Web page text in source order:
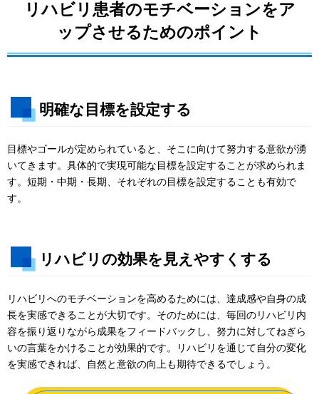
リハビリ患者のモチベーションをア
ップさせるためのポイント
明確な目標を設定する
目標やゴールが定められていると、そこに向けて努力する意欲が湧
いてきます。具体的で実現可能な目標を設定することが求められま
す。短期・中期・長期、それぞれの目標を設定することも有効で
す。
リハビリの効果を見えやすくする
リハビリへのモチベーションを高めるためには、達成感や自身の成
長を実感できることが大切です。そのためには、毎回のリハビリ内
容を振り返りながら成果をフィードバックし、努力に対してねぎら
いの言葉をかけることが効果的です。リハビリを通じて自分の変化
を実感できれば、自然と意欲の向上も期待できるでしょう。